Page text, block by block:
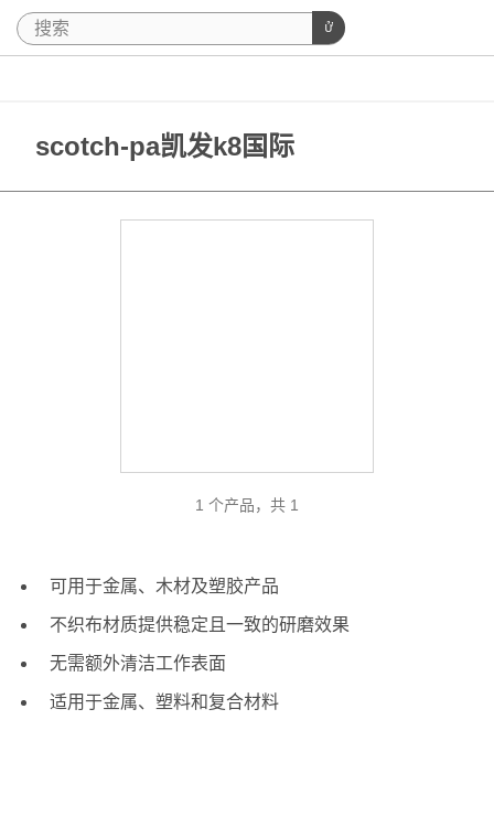
scotch-pa凯发k8国际
1 个产品，共 1
可用于金属、木材及塑胶产品
不织布材质提供稳定且一致的研磨效果
无需额外清洁工作表面
适用于金属、塑料和复合材料